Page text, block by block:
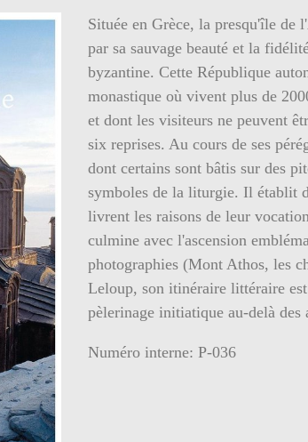
Située en Grèce, la presqu'île de
par sa sauvage beauté et la
byzantine. Cette République
monastique où vivent plus de
et dont les visiteurs ne peuvent
six reprises. Au cours de ses
dont certains sont bâtis sur des
symboles de la liturgie. Il établit
livrent les raisons de leur
culmine avec l'ascension
photographies (Mont Athos, les
Leloup, son itinéraire littéraire
pèlerinage initiatique au-delà
Numéro interne: P-036